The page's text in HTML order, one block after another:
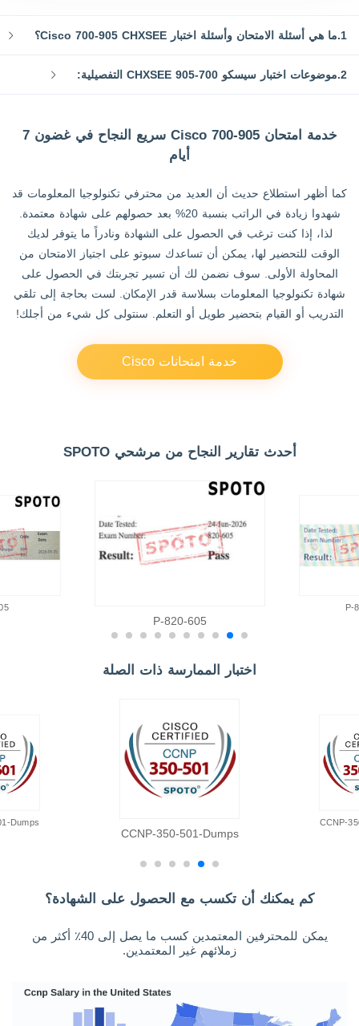
1.ما هي أسئلة الامتحان وأسئلة اختبار Cisco 700-905 CHXSEE؟
2.موضوعات اختبار سيسكو 700-905 CHXSEE التفصيلية:
خدمة امتحان Cisco 700-905 سريع النجاح في غضون 7
أيام
كما أظهر استطلاع حديث أن العديد من محترفي تكنولوجيا المعلومات قد
شهدوا زيادة في الراتب بنسبة 20% بعد حصولهم على شهادة معتمدة.
لذا، إذا كنت ترغب في الحصول على الشهادة ونادراً ما يتوفر لديك
الوقت للتحضير لها، يمكن أن تساعدك سبوتو على اجتياز الامتحان من
المحاولة الأولى. سوف نضمن لك أن تسير تجربتك في الحصول على
شهادة تكنولوجيا المعلومات بسلاسة قدر الإمكان. لست بحاجة إلى تلقي
التدريب أو القيام بتحضير طويل أو التعلم. سنتولى كل شيء من أجلك!
خدمة امتحانات Cisco
أحدث تقارير النجاح من مرشحي SPOTO
820-605-P
اختبار الممارسة ذات الصلة
CCNP-
CCNP-350-501-Dumps
Dumps
كم يمكنك أن تكسب مع الحصول على الشهادة؟
يمكن للمحترفين المعتمدين كسب ما يصل إلى 40٪ أكثر من
زملائهم غير المعتمدين.